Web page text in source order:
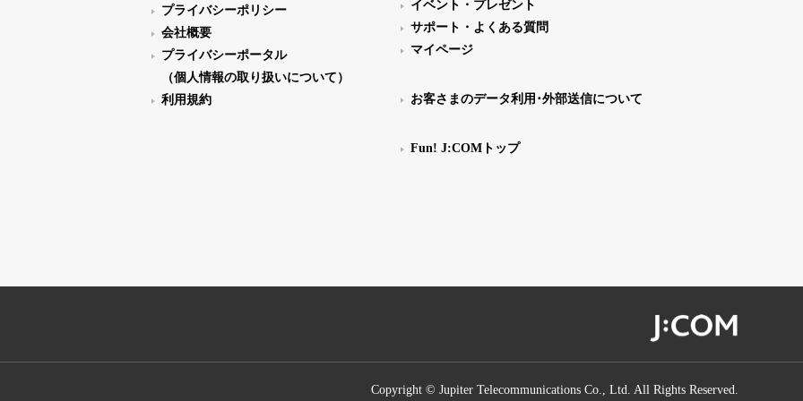
プライバシーポリシー
会社概要
プライバシーポータル
（個人情報の取り扱いについて）
利用規約
イベント・プレゼント
サポート・よくある質問
マイページ
お客さまのデータ利用･外部送信について
Fun! J:COMトップ
Copyright © Jupiter Telecommunications Co., Ltd. All Rights Reserved.